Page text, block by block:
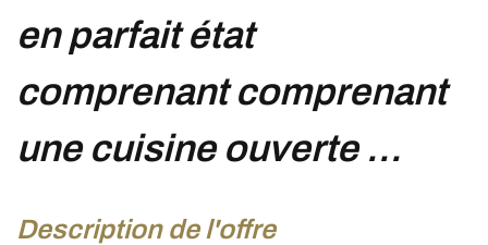
en parfait état
comprenant comprenant
une cuisine ouverte ...
description de l'offre